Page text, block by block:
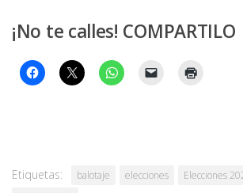
¡No te calles! COMPARTILO
Etiquetas: balotaje elecciones Elecciones